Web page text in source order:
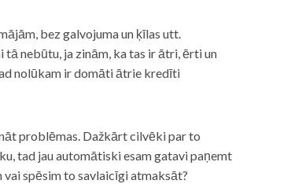
bez galvojuma un ķīlas utt.
tā nebūtu, ja zinām, ka tas ir ātri, ērti un
nolūkam ir domāti ātrie kredīti
problēmas. Dažkārt cilvēki par to
tad jau automātiski esam gatavi paņemt
spēsim to savlaicīgi atmaksāt?